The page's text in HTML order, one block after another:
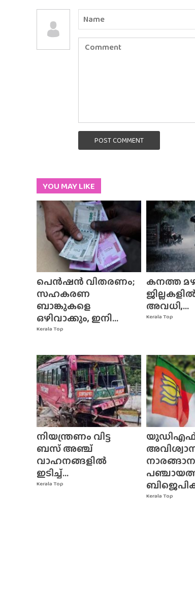
POST COMMENT
YOU MAY LIKE
Kerala Top
പെൻഷൻ വിതരണം;
സഹകരണ
ബാങ്കുകളെ
ഒഴിവാക്കും, ഇനി...
Kerala Top
കനത്ത
അവധി,...
Kerala Top
നിയന്ത്രണം വിട്ട
ബസ് അഞ്ച്
വാഹനങ്ങളിൽ
ഇടിച്ച്...
Kerala Top